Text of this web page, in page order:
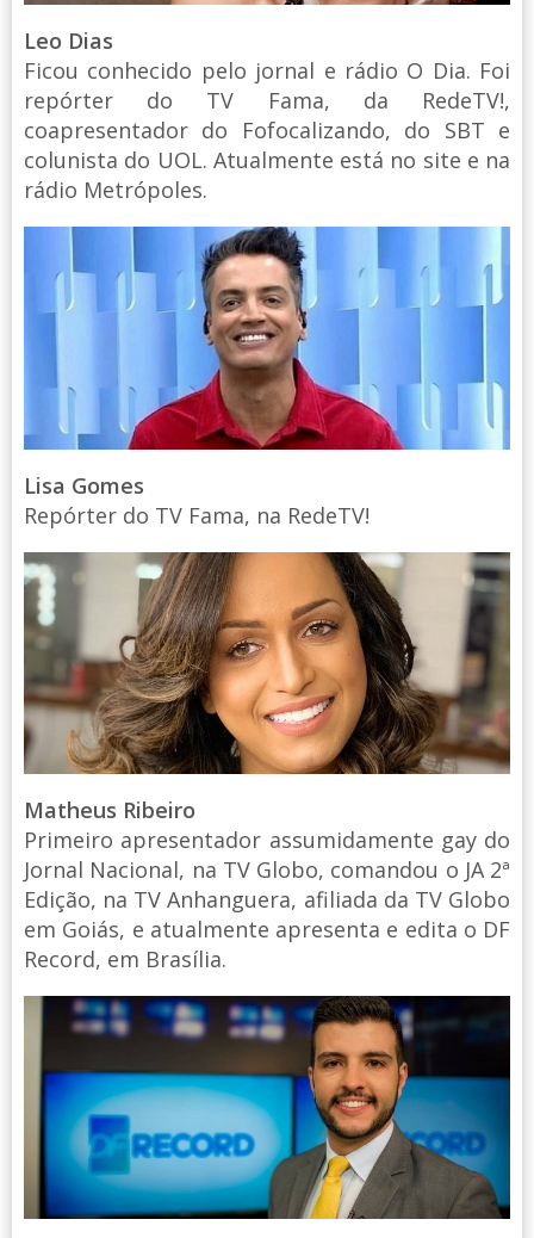
Leo Dias
Ficou conhecido pelo jornal e rádio O Dia. Foi
repórter do TV Fama, da RedeTV!,
coapresentador do Fofocalizando, do SBT e
colunista do UOL. Atualmente está no site e na
rádio Metrópoles.
Lisa Gomes
Repórter do TV Fama, na RedeTV!
Matheus Ribeiro
Primeiro apresentador assumidamente gay do
Jornal Nacional, na TV Globo, comandou o JA 2ª
Edição, na TV Anhanguera, afiliada da TV Globo
em Goiás, e atualmente apresenta e edita o DF
Record, em Brasília.